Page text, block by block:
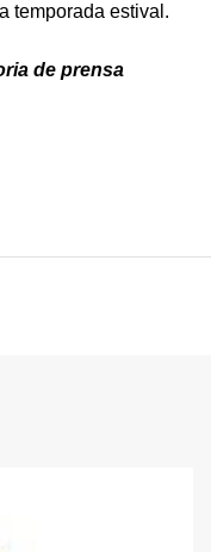
temporada estival.
de prensa